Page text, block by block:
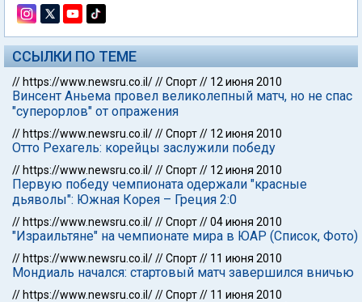
ССЫЛКИ ПО ТЕМЕ
// https://www.newsru.co.il///Спорт// 12 июня 2010
Винсент Аньема провел великолепный матч, но не спас
"суперорлов" от опражения
// https://www.newsru.co.il///Спорт// 12 июня 2010
Отто Рехагель: корейцы заслужили победу
// https://www.newsru.co.il///Спорт// 12 июня 2010
Первую победу чемпионата одержали "красные
дьяволы": Южная Корея – Греция 2:0
// https://www.newsru.co.il///Спорт//04 июня 2010
"Израильтяне" на чемпионате мира в ЮАР (Список, Фото)
// https://www.newsru.co.il///Спорт// 11 июня 2010
Мондиаль начался: стартовый матч завершился вничью
// https://www.newsru.co.il///Спорт// 11 июня 2010